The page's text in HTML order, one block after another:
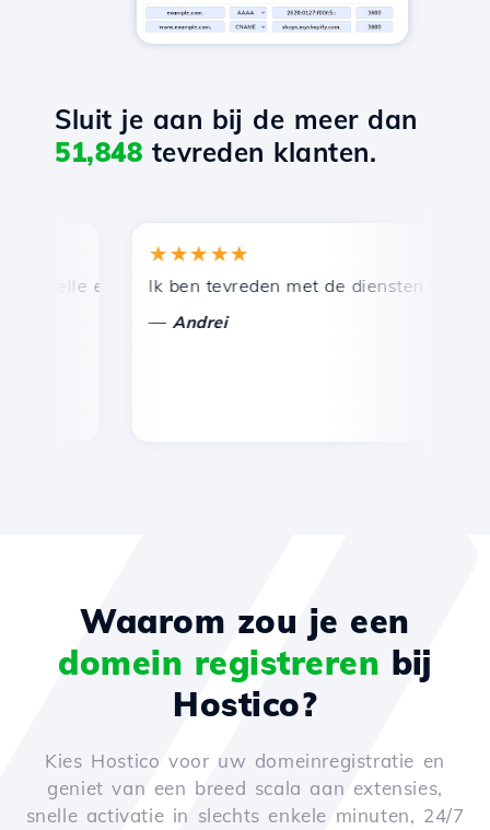
Sluit je aan bij de meer dan
51,848 tevreden klanten.
en efficiënte technische ondersteuning.
★★★★★
Ik ben tevreden met de diensten die door
Andrei
Waarom zou je een
domein registreren bij
Hostico?
Kies Hostico voor uw domeinregistratie en
geniet van een breed scala aan extensies,
snelle activatie in slechts enkele minuten, 24/7